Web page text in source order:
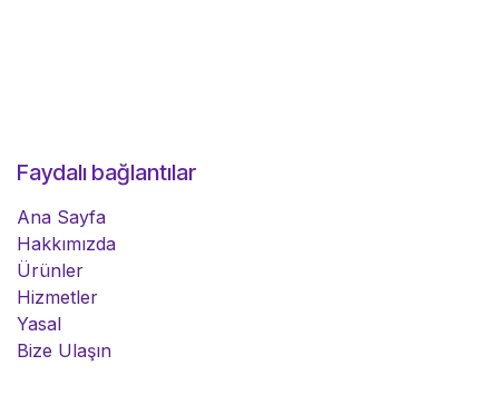
Faydalı bağlantılar
Ana Sayfa
Hakkımızda
Ürünler
Hizmetler
Yasal
Bize Ulaşın